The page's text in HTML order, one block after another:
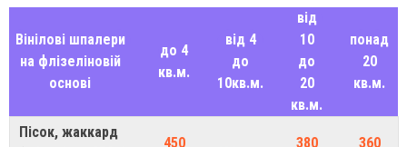
Вінілові шпалери
на флізеліновій
основі
до 4
кв.м.
від 4
до
10кв.м.
від
10
до
20
кв.м.
понад
20
кв.м.
Пісок, жаккард
450
380
360